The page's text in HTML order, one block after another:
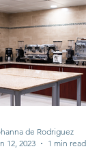
Whole Leaf
de Rodriguez
12, 2023
1 min read